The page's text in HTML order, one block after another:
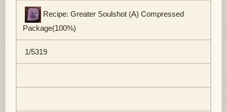
Recipe: Greater Soulshot (A) Compressed
Package(100%)
1/5319